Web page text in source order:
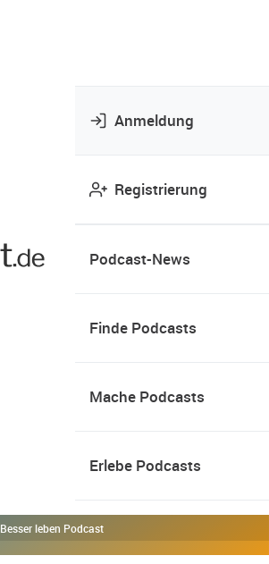
Anmeldung
Registrierung
Podcast-News
Finde Podcasts
Mache Podcasts
Erlebe Podcasts
Besser leben Podcast